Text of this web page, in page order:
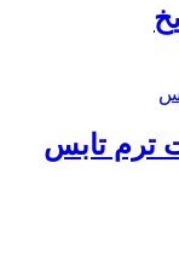
ترم تابس